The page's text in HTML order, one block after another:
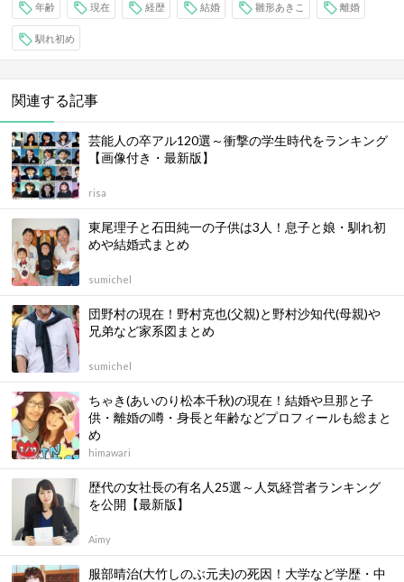
年齢 現在 経歴 結婚 雛形あきこ 離婚
馴れ初め
関連する記事
芸能人の卒アル120選～衝撃の学生時代をランキング
【画像付き・最新版】
risa
東尾理子と石田純一の子供は3人！息子と娘・馴れ初
めや結婚式まとめ
sumichel
団野村の現在！野村克也(父親)と野村沙知代(母親)や
兄弟など家系図まとめ
sumichel
ちゃき(あいのり松本千秋)の現在！結婚や旦那と子
供・離婚の噂・身長と年齢などプロフィールも総まと
め
himawari
歴代の女社長の有名人25選～人気経営者ランキング
を公開【最新版】
Aimy
服部晴治(大竹しのぶ元夫)の死因！大学など学歴・中